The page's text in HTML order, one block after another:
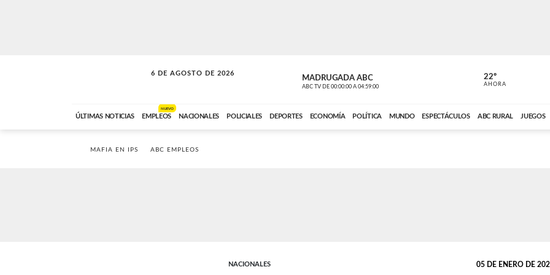
6 DE AGOSTO DE 2026
SOLO MÚSICA MADRUGADA ABC
ABC TV DE 00:00:00 A 04:59:00 ABC CARDINAL
22º
AHORA
ÚLTIMAS NOTICIAS EMPLEOS
NUEVO
NACIONALES POLICIALES DEPORTES ECONOMÍA POLÍTICA MUNDO ESPECTÁCULOS ABC RURAL JUEGOS
MAFIA EN IPS ABC EMPLEOS
NACIONALES 05 DE ENERO DE